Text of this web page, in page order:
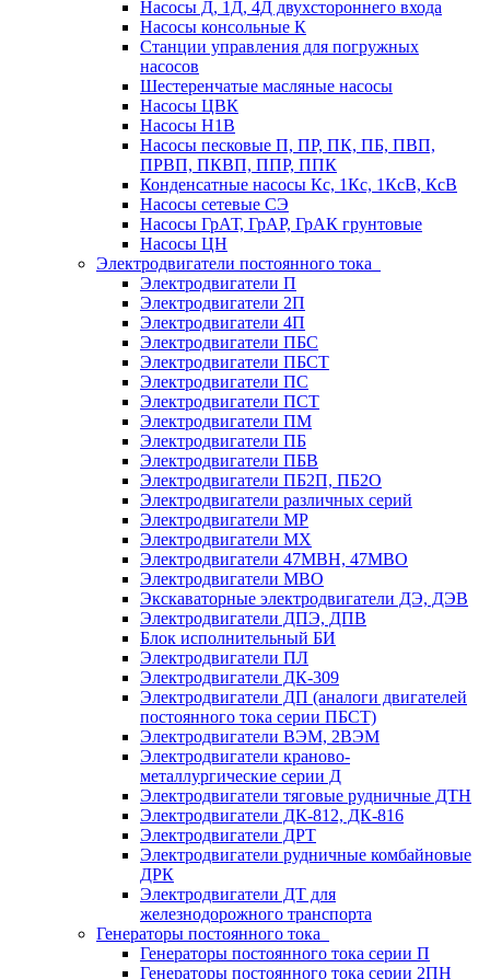
Насосы Д, 1Д, 4Д двухстороннего входа
Насосы консольные К
Станции управления для погружных
насосов
Шестеренчатые масляные насосы
Насосы ЦВК
Насосы Н1В
Насосы песковые П, ПР, ПК, ПБ, ПВП,
ПРВП, ПКВП, ППР, ППК
Конденсатные насосы Кс, 1Кс, 1КсВ, КсВ
Насосы сетевые СЭ
Насосы ГрАТ, ГрАР, ГрАК грунтовые
Насосы ЦН
Электродвигатели постоянного тока
Электродвигатели П
Электродвигатели 2П
Электродвигатели 4П
Электродвигатели ПБС
Электродвигатели ПБСТ
Электродвигатели ПС
Электродвигатели ПСТ
Электродвигатели ПМ
Электродвигатели ПБ
Электродвигатели ПБВ
Электродвигатели ПБ2П, ПБ2О
Электродвигатели различных серий
Электродвигатели МР
Электродвигатели MX
Электродвигатели 47MBH, 47МВО
Электродвигатели MBO
Экскаваторные электродвигатели ДЭ, ДЭВ
Электродвигатели ДПЭ, ДПВ
Блок исполнительный БИ
Электродвигатели ПЛ
Электродвигатели ДК-309
Электродвигатели ДП (аналоги двигателей
постоянного тока серии ПБСТ)
Электродвигатели ВЭМ, 2ВЭМ
Электродвигатели краново-
металлургические серии Д
Электродвигатели тяговые рудничные ДТН
Электродвигатели ДК-812, ДК-816
Электродвигатели ДРТ
Электродвигатели рудничные комбайновые
ДРК
Электродвигатели ДТ для
железнодорожного транспорта
Генераторы постоянного тока
Генераторы постоянного тока серии П
Генераторы постоянного тока серии 2ПН